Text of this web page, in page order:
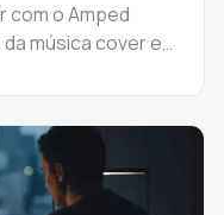
o Amped
música cover e